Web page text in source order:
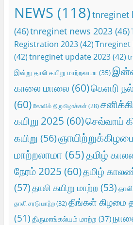
NEWS (118)tnreginet
(46)tnreginet news 2023(46)
Registration 2023(42)Tnreginet
(42)tnreginet update 2023(42)
இன்று தாலி கயிறு மாற்றலாமா(35)
காலை மாலை (60)கெளரி
(60) கோவில் திருவிழாக்கள் (28)
கயிறு 2025 (60)செவ்வாய்
கயிறு (56)
மாற்றலாமா (65)தமிழ்
நேரம் 2025 (60)தமிழ்
(57)தாலி கயிறு மாற்ற (53)
தாலி சரடு மாற்ற(32)திங்கள் கிழமை
(51) திருமாங்கல்யம் மாற்ற (37)